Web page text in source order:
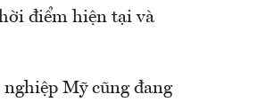
điểm hiện tại và
Mỹ cũng đang